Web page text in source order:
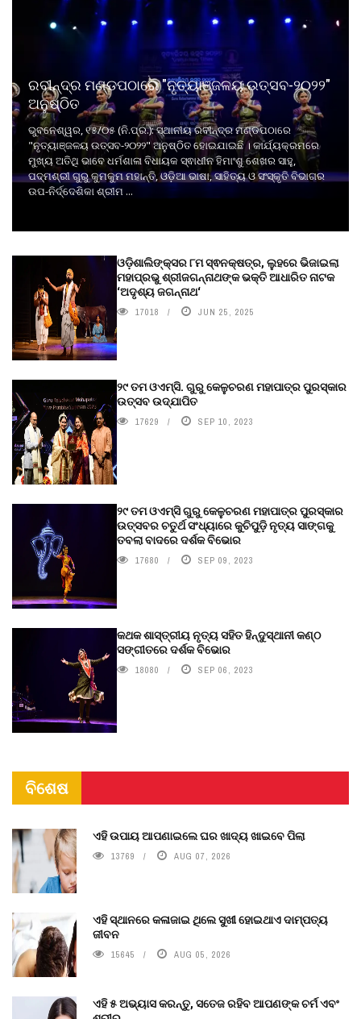
ରବୀନ୍ଦ୍ର ମଣ୍ଡପଠାରେ "ନୃତ୍ୟାଞ୍ଜଳୟ ଉତ୍ସବ-୨୦୨୨"
ଅନୁଷ୍ଠିତ
ଭୁବନେଶ୍ୱର, ୧୫/୦୫ (ନି.ପ୍ର.): ସ୍ଥାନୀୟ ରବୀନ୍ଦ୍ର ମଣ୍ଡପଠାରେ
"ନୃତ୍ୟାଞ୍ଜଳୟ ଉତ୍ସବ-୨୦୨୨" ଅନୁଷ୍ଠିତ ହୋଇଯାଇଛି । କାର୍ଯ୍ୟକ୍ରମରେ
ମୁଖ୍ୟ ଅତିଥି ଭାବେ ଧର୍ମଶାଳା ବିଧାୟକ ସ୍ଵାଧୀନ ହିମାଂଶୁ ଶେଖର ସାହୁ,
ପଦ୍ମଶ୍ରୀ ଗୁରୁ କୁମକୁମ ମହାନ୍ତି, ଓଡ଼ିଆ ଭାଷା, ସାହିତ୍ୟ ଓ ସଂସ୍କୃତି ବିଭାଗର
ଉପ-ନିର୍ଦ୍ଦେଶିକା ଶ୍ରୀମ ...
ଓଡ଼ିଶାଲିଙ୍କ୍ସର ୮ମ ସ୍ଵନକ୍ଷତ୍ର, ଲୁହରେ ଭିଜାଇଲା
ମହାପ୍ରଭୁ ଶ୍ରୀଜଗନ୍ନାଥଙ୍କ ଭକ୍ତି ଆଧାରିତ ନାଟକ
‘ଅଦୃଶ୍ୟ ଜଗନ୍ନାଥ‘
17018 JUN 25, 2025
୨୯ ତମ ଓଏମ୍‌ସି. ଗୁରୁ କେଳୁଚରଣ ମହାପାତ୍ର ପୁରସ୍କାର
ଉତ୍ସବ ଉଦ୍‍ଯାପିତ
17629 SEP 10, 2023
୨୯ ତମ ଓଏମ୍‌ସି ଗୁରୁ କେଳୁଚରଣ ମହାପାତ୍ର ପୁରସ୍କାର
ଉତ୍ସବର ଚତୁର୍ଥ ସଂଧ୍ୟାରେ କୁଚିପୁଡ଼ି ନୃତ୍ୟ ସାଙ୍ଗକୁ
ତବଲା ବାଦରେ ଦର୍ଶକ ବିଭୋର
17680 SEP 09, 2023
କଥକ ଶାସ୍ତ୍ରୀୟ ନୃତ୍ୟ ସହିତ ହିନ୍ଦୁସ୍ଥାନୀ କଣ୍ଠ
ସଙ୍ଗୀତରେ ଦର୍ଶକ ବିଭୋର
18080 SEP 06, 2023
ବିଶେଷ
ଏହି ଉପାୟ ଆପଣାଇଲେ ଘର ଖାଦ୍ୟ ଖାଇବେ ପିଲା
13769 AUG 07, 2026
ଏହି ସ୍ଥାନରେ କଳାଜାଇ ଥିଲେ ସୁଖୀ ହୋଇଥାଏ ଦାମ୍ପତ୍ୟ
ଜୀବନ
15645 AUG 05, 2026
ଏହି ୫ ଅଭ୍ୟାସ କରନ୍ତୁ, ସତେଜ ରହିବ ଆପଣଙ୍କ ଚର୍ମ ଏବଂ